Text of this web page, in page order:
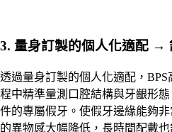
3. 量身訂製的個人化適配 →
透過量身訂製的個人化適配，
程中精準量測口腔結構與牙齦形
件的專屬假牙。使假牙邊緣能夠
的異物感大幅降低，長時間配戴